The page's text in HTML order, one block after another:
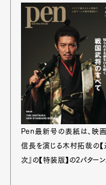
Pen最新号の表紙は、映画
信長を演じる木村拓哉の【
次』の【特装版】の2パターン